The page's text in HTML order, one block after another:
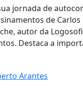
jornada de
de
autor da
Destaca a
Arantes